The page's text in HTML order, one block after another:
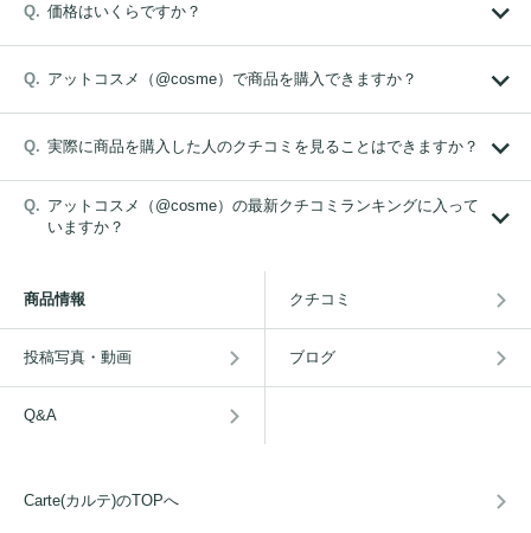
価格はいくらですか？
アットコスメ（@cosme）で商品を購入できますか？
実際に商品を購入した人のクチコミを見ることはできますか？
アットコスメ（@cosme）の最新クチコミランキングに入って
いますか？
商品情報 クチコミ
投稿写真・動画 ブログ
Q&A
Carte(カルテ)のTOPへ